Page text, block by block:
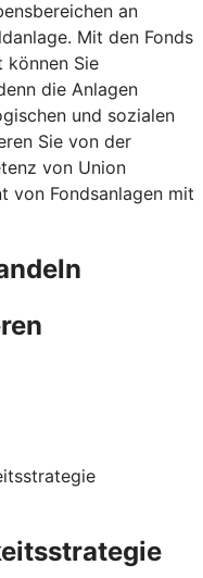
an
Mit den Fonds
können Sie
die Anlagen
und sozialen
Sie von der
von Union
von Fondsanlagen mit